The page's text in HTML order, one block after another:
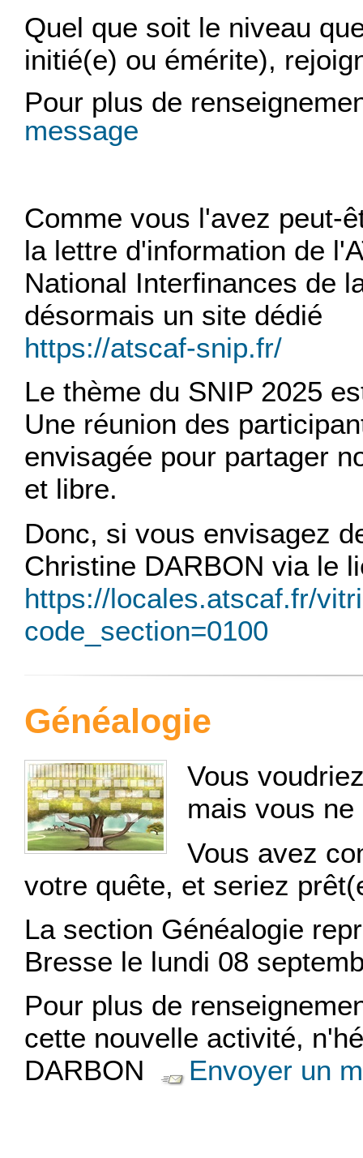
Quel que soit le niveau
initié(e) ou émérite),
Pour plus de
message
Comme vous l'avez peut-
la lettre d'information de
National Interfinances de
désormais un site dédié
https://atscaf-snip.fr/
Le thème du SNIP 2025
Une réunion des
envisagée pour partager
et libre.
Donc, si vous envisagez
Christine DARBON via le
https://locales.atscaf.fr/
code_section=0100
Généalogie
Vous
mais vous
Vous avez
votre quête, et seriez
La section Généalogie
Bresse le lundi 08
Pour plus de
cette nouvelle activité,
DARBON
Envoyer un